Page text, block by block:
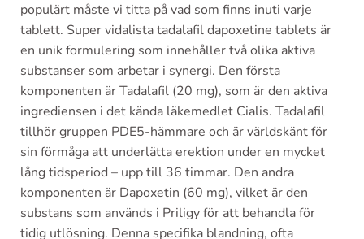
populärt måste vi titta på vad som finns inuti varje
tablett. Super vidalista tadalafil dapoxetine tablets är
en unik formulering som innehåller två olika aktiva
substanser som arbetar i synergi. Den första
komponenten är Tadalafil (20 mg), som är den aktiva
ingrediensen i det kända läkemedlet Cialis. Tadalafil
tillhör gruppen PDE5-hämmare och är världskänt för
sin förmåga att underlätta erektion under en mycket
lång tidsperiod – upp till 36 timmar. Den andra
komponenten är Dapoxetin (60 mg), vilket är den
substans som används i Priligy för att behandla för
tidig utlösning. Denna specifika blandning, ofta